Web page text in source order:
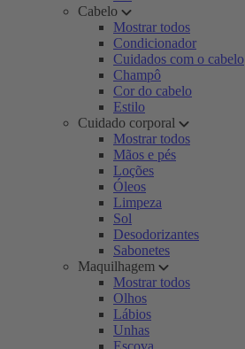
Cabelo
Mostrar todos
Condicionador
Cuidados com o cabelo
Champô
Cor do cabelo
Estilo
Cuidado corporal
Mostrar todos
Mãos e pés
Loções
Óleos
Limpeza
Sol
Desodorizantes
Sabonetes
Maquilhagem
Mostrar todos
Olhos
Lábios
Unhas
Escova